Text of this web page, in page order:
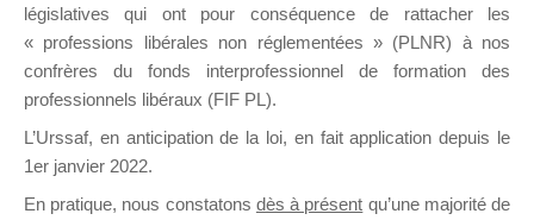
DIRIGEANT
il y a un mois
législatives qui ont pour conséquence de rattacher les
« professions libérales non réglementées » (PLNR) à nos
confrères du fonds interprofessionnel de formation des
professionnels libéraux (FIF PL).
L’Urssaf, en anticipation de la loi, en fait application depuis le
1er janvier 2022.
En pratique, nous constatons dès à présent qu’une majorité de